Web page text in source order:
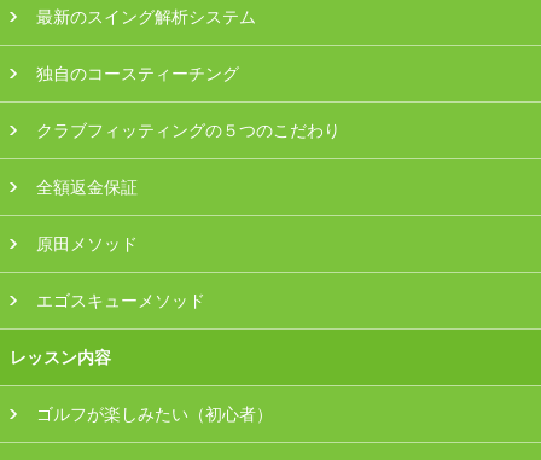
東京
関東（神奈川・埼玉・千葉）
中部（静岡・愛知）
関西（大阪・兵庫・滋賀）
受講生の声
採用情報
最新のスイング解析システム
独自のコースティーチング
クラブフィッティングの５つのこだわり
全額返金保証
原田メソッド
エゴスキューメソッド
レッスン内容
ゴルフが楽しみたい（初心者）